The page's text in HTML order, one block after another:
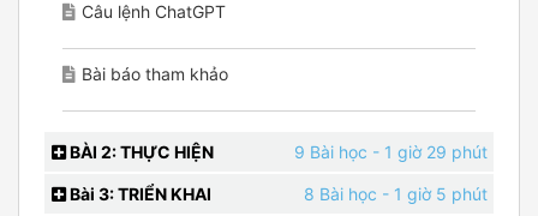
Câu lệnh ChatGPT
Bài báo tham khảo
BÀI 2: THỰC HIỆN 9 Bài học - 1 giờ 29 phút
Bài 3: TRIỂN KHAI 8 Bài học - 1 giờ 5 phút